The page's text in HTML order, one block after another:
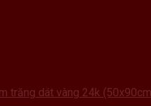
trăng dát vàng 24k